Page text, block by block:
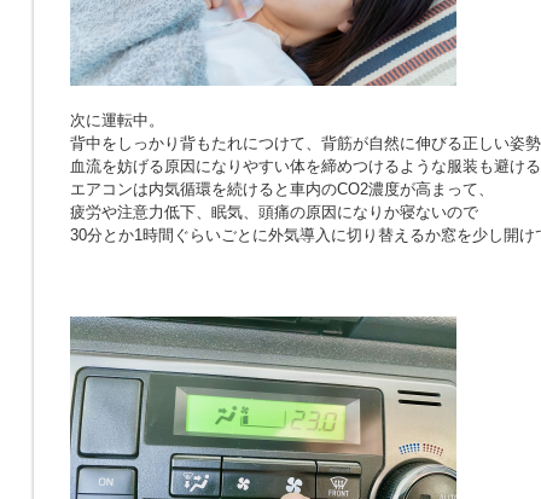
次に運転中。
背中をしっかり背もたれにつけて、背筋が自然に伸びる正しい姿
血流を妨げる原因になりやすい体を締めつけるような服装も避け
エアコンは内気循環を続けると車内のCO2濃度が高まって、
疲労や注意力低下、眠気、頭痛の原因になりか寝ないので
30分とか1時間ぐらいごとに外気導入に切り替えるか窓を少し開け